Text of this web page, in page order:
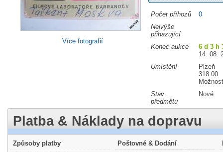
Více fotografií
Počet příhozů
0
Nejvýše
přihazující
Konec aukce
6 d 3 h
14. 08.
Umístění
Plzeň
318 00
Stav
předmětu
Nové
Platba & Náklady na dopravu
Způsoby platby
Poštovné & Dodání